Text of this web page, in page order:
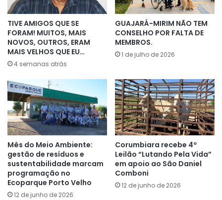
TIVE AMIGOS QUE SE
FORAM! MUITOS, MAIS
NOVOS, OUTROS, ERAM
MAIS VELHOS QUE EU…
4 semanas atrás
GUAJARÁ-MIRIM NÃO TEM
CONSELHO POR FALTA DE
MEMBROS.
1 de julho de 2026
Mês do Meio Ambiente:
gestão de resíduos e
sustentabilidade marcam
programação no
Ecoparque Porto Velho
12 de junho de 2026
Corumbiara recebe 4º
Leilão “Lutando Pela Vida”
em apoio ao São Daniel
Comboni
12 de junho de 2026